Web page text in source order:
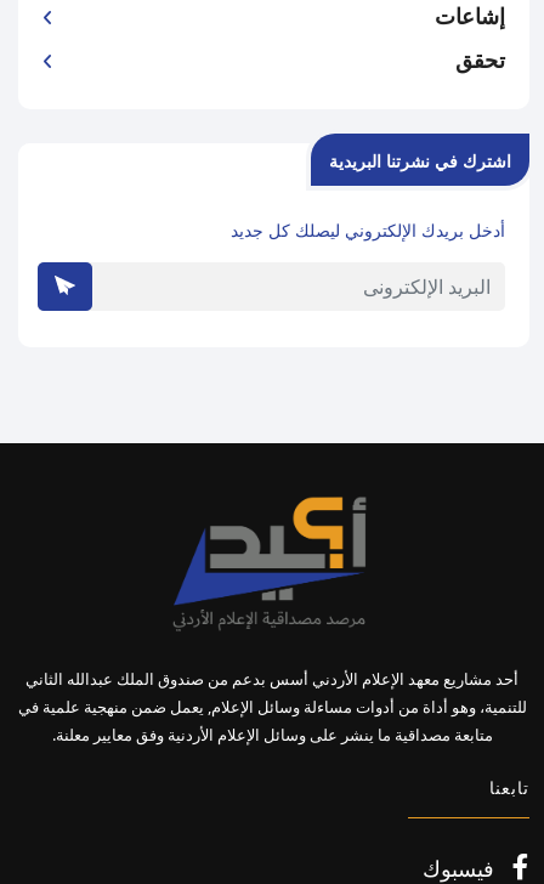
إشاعات
تحقق
اشترك في نشرتنا البريدية
أدخل بريدك الإلكتروني ليصلك كل جديد
أحد مشاريع معهد الإعلام الأردني أسس بدعم من صندوق الملك عبدالله الثاني
للتنمية، وهو أداة من أدوات مساءلة وسائل الإعلام, يعمل ضمن منهجية علمية في
متابعة مصداقية ما ينشر على وسائل الإعلام الأردنية وفق معايير معلنة.
تابعنا
فيسبوك